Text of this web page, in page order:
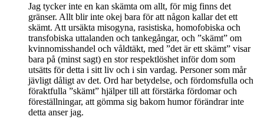
Jag tycker inte en kan skämta om allt, för mig finns det
gränser. Allt blir inte okej bara för att någon kallar det ett
skämt. Att ursäkta misogyna, rasistiska, homofobiska och
transfobiska uttalanden och tankegångar, och ”skämt” om
kvinnomisshandel och våldtäkt, med ”det är ett skämt” visar
bara på (minst sagt) en stor respektlöshet inför dom som
utsätts för detta i sitt liv och i sin vardag. Personer som mår
jävligt dåligt av det. Ord har betydelse, och fördomsfulla och
föraktfulla ”skämt” hjälper till att förstärka fördomar och
föreställningar, att gömma sig bakom humor förändrar inte
detta anser jag.